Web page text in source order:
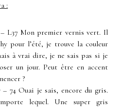
:
L37 Mon premier vernis vert. Il
pour l’été, je trouve la couleur
à vrai dire, je ne sais pas si je
un jour. Peut être en accent
?
– 74 Ouai je sais, encore du gris.
lequel. Une super gris